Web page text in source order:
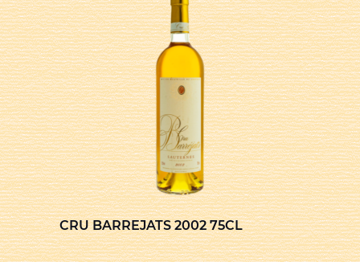
CRU BARREJATS 2002 75CL